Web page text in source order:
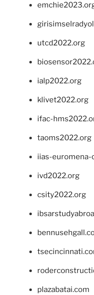
utcd2022.org
ialp2022.org
klivet2022.org
ifac-
taoms2022.org
iias-
ivd2022.org
csity2022.org
plazabatai.com